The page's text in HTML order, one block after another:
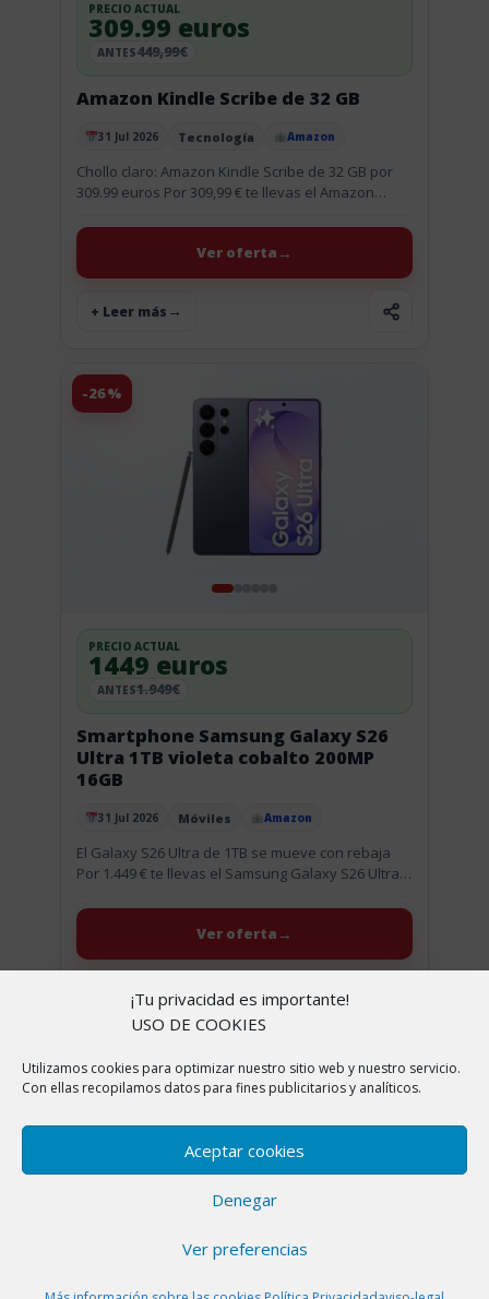
¡Tu privacidad es importante!
USO DE COOKIES
Utilizamos cookies para optimizar nuestro sitio web y nuestro servicio.
Con ellas recopilamos datos para fines publicitarios y analíticos.
Aceptar cookies
Denegar
Ver preferencias
Publicado el
31 Jul 2026 Tecnología Amazon
Amazon Kindle Scribe de 32 GB
PRECIO ACTUAL
309.99 euros
ANTES449,99€
Chollo claro: Amazon Kindle Scribe de 32 GB por
309.99 euros Por 309,99 € te llevas el Amazon
+ Leer más
Ver oferta
-26%
Publicado el
31 Jul 2026 Móviles Amazon
Smartphone Samsung Galaxy S26
Ultra 1TB violeta cobalto 200MP
16GB
PRECIO ACTUAL
1449 euros
ANTES1.949€
El Galaxy S26 Ultra de 1TB se mueve con rebaja
Por 1.449 € te llevas el Samsung Galaxy S26 Ultra
+ Leer más
Ver oferta